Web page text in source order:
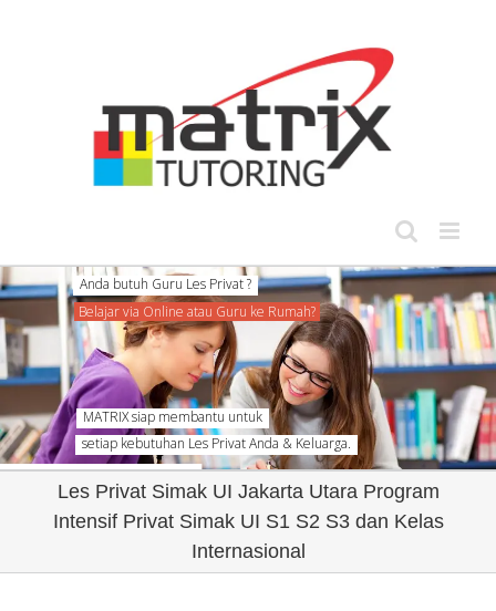
MATRIX siap membantu untuk
setiap kebutuhan Les Privat Anda & Keluarga.
Les Privat Simak UI Jakarta Utara Program
Intensif Privat Simak UI S1 S2 S3 dan Kelas
Internasional